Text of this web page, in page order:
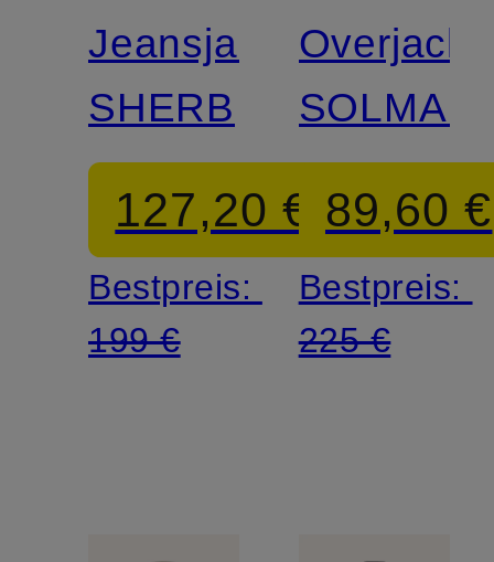
Jeansjacke
SHERB
127,20 €
Bestpreis:
199 €
SOLMAR
89,60 €
Bestpreis:
225 €